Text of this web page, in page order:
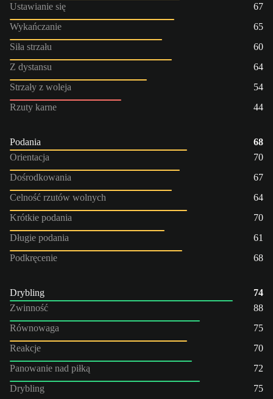
Ustawianie się
67
Wykańczanie
65
Siła strzału
60
Z dystansu
64
Strzały z woleja
54
Rzuty karne
44
Podania
68
Orientacja
70
Dośrodkowania
67
Celność rzutów wolnych
64
Krótkie podania
70
Długie podania
61
Podkręcenie
68
Drybling
74
Zwinność
88
Równowaga
75
Reakcje
70
Panowanie nad piłką
72
Drybling
75